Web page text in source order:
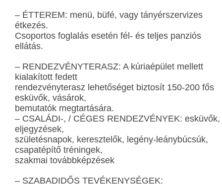
– ÉTTEREM: menü, büfé, vagy tányérszervizes
étkezés.
Csoportos foglalás esetén fél- és teljes panziós
ellátás.
– RENDEZVÉNYTERASZ: A kúriaépület mellett
kialakított fedett
rendezvényterasz lehetőséget biztosít 150-200 fős
esküvők, vásárok,
bemutatók megtartására.
– CSALÁDI-, / CÉGES RENDEZVÉNYEK: esküvők,
eljegyzések,
születésnapok, keresztelők, legény-leánybúcsúk,
csapatépítő tréningek,
szakmai továbbképzések
– SZABADIDŐS TEVÉKENYSÉGEK: